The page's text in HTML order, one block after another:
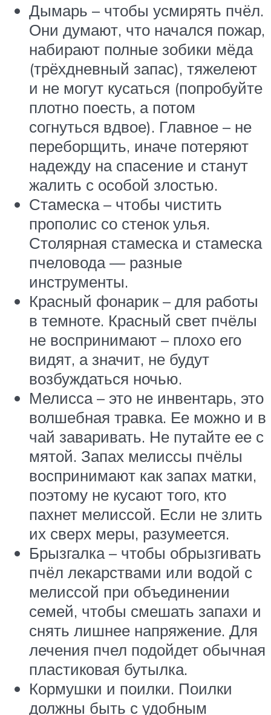
Дымарь – чтобы усмирять пчёл.
Они думают, что начался пожар,
набирают полные зобики мёда
(трёхдневный запас), тяжелеют
и не могут кусаться (попробуйте
плотно поесть, а потом
согнуться вдвое). Главное – не
переборщить, иначе потеряют
надежду на спасение и станут
жалить с особой злостью.
Стамеска – чтобы чистить
прополис со стенок улья.
Столярная стамеска и стамеска
пчеловода — разные
инструменты.
Красный фонарик – для работы
в темноте. Красный свет пчёлы
не воспринимают – плохо его
видят, а значит, не будут
возбуждаться ночью.
Мелисса – это не инвентарь, это
волшебная травка. Ее можно и в
чай заваривать. Не путайте ее с
мятой. Запах мелиссы пчёлы
воспринимают как запах матки,
поэтому не кусают того, кто
пахнет мелиссой. Если не злить
их сверх меры, разумеется.
Брызгалка – чтобы обрызгивать
пчёл лекарствами или водой с
мелиссой при объединении
семей, чтобы смешать запахи и
снять лишнее напряжение. Для
лечения пчел подойдет обычная
пластиковая бутылка.
Кормушки и поилки. Поилки
должны быть с удобным